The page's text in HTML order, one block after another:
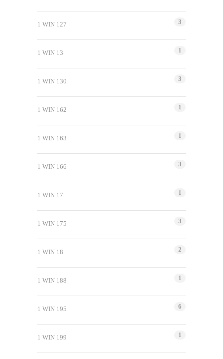
1 WIN 127 3
1 WIN 13 1
1 WIN 130 3
1 WIN 162 1
1 WIN 163 1
1 WIN 166 3
1 WIN 17 1
1 WIN 175 3
1 WIN 18 2
1 WIN 188 1
1 WIN 195 6
1 WIN 199 1